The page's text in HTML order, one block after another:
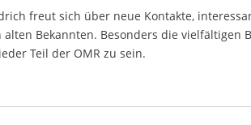
freut sich über neue Kontakte,
Bekannten. Besonders die vielfältigen
Teil der OMR zu sein.